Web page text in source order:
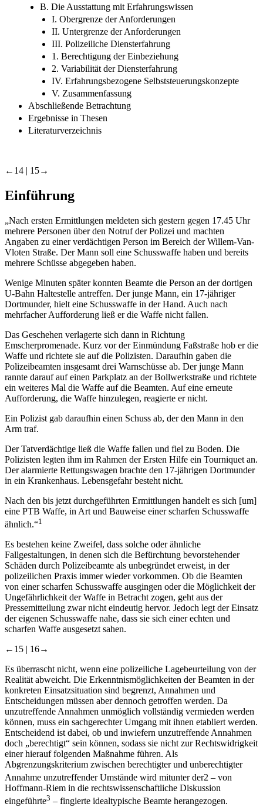
B. Die Ausstattung mit Erfahrungswissen
I. Obergrenze der Anforderungen
II. Untergrenze der Anforderungen
III. Polizeiliche Diensterfahrung
1. Berechtigung der Einbeziehung
2. Variabilität der Diensterfahrung
IV. Erfahrungsbezogene Selbststeuerungskonzepte
V. Zusammenfassung
Abschließende Betrachtung
Ergebnisse in Thesen
Literaturverzeichnis
←14 | 15→
Einführung
„Nach ersten Ermittlungen meldeten sich gestern gegen 17.45 Uhr
mehrere Personen über den Notruf der Polizei und machten
Angaben zu einer verdächtigen Person im Bereich der Willem-Van-
Vloten Straße. Der Mann soll eine Schusswaffe haben und bereits
mehrere Schüsse abgegeben haben.
Wenige Minuten später konnten Beamte die Person an der dortigen
U-Bahn Haltestelle antreffen. Der junge Mann, ein 17-jähriger
Dortmunder, hielt eine Schusswaffe in der Hand. Auch nach
mehrfacher Aufforderung ließ er die Waffe nicht fallen.
Das Geschehen verlagerte sich dann in Richtung
Emscherpromenade. Kurz vor der Einmündung Faßstraße hob er die
Waffe und richtete sie auf die Polizisten. Daraufhin gaben die
Polizeibeamten insgesamt drei Warnschüsse ab. Der junge Mann
rannte darauf auf einen Parkplatz an der Bollwerkstraße und richtete
ein weiteres Mal die Waffe auf die Beamten. Auf eine erneute
Aufforderung, die Waffe hinzulegen, reagierte er nicht.
Ein Polizist gab daraufhin einen Schuss ab, der den Mann in den
Arm traf.
Der Tatverdächtige ließ die Waffe fallen und fiel zu Boden. Die
Polizisten legten ihm im Rahmen der Ersten Hilfe ein Tourniquet an.
Der alarmierte Rettungswagen brachte den 17-jährigen Dortmunder
in ein Krankenhaus. Lebensgefahr besteht nicht.
Nach den bis jetzt durchgeführten Ermittlungen handelt es sich [um]
eine PTB Waffe, in Art und Bauweise einer scharfen Schusswaffe
ähnlich.“1
Es bestehen keine Zweifel, dass solche oder ähnliche
Fallgestaltungen, in denen sich die Befürchtung bevorstehender
Schäden durch Polizeibeamte als unbegründet erweist, in der
polizeilichen Praxis immer wieder vorkommen. Ob die Beamten
von einer scharfen Schusswaffe ausgingen oder die Möglichkeit der
Ungefährlichkeit der Waffe in Betracht zogen, geht aus der
Pressemitteilung zwar nicht eindeutig hervor. Jedoch legt der Einsatz
der eigenen Schusswaffe nahe, dass sie sich einer echten und
scharfen Waffe ausgesetzt sahen.
←15 | 16→
Es überrascht nicht, wenn eine polizeiliche Lagebeurteilung von der
Realität abweicht. Die Erkenntnismöglichkeiten der Beamten in der
konkreten Einsatzsituation sind begrenzt, Annahmen und
Entscheidungen müssen aber dennoch getroffen werden. Da
unzutreffende Annahmen unmöglich vollständig vermieden werden
können, muss ein sachgerechter Umgang mit ihnen etabliert werden.
Entscheidend ist dabei, ob und inwiefern unzutreffende Annahmen
doch „berechtigt“ sein können, sodass sie nicht zur Rechtswidrigkeit
einer hierauf folgenden Maßnahme führen. Als
Abgrenzungskriterium zwischen berechtigter und unberechtigter
Annahme unzutreffender Umstände wird mitunter der2 – von
Hoffmann-Riem in die rechtswissenschaftliche Diskussion
eingeführte3 – fingierte idealtypische Beamte herangezogen.